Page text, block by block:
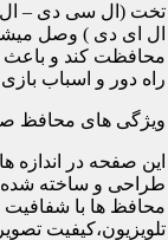
ال ای دی ) وصل
محافظت کند و باعث
راه دور و اسباب
ویژگی های محافظ
این صفحه در اندازه
طراحی و ساخته شده
محافظ ها با شفافیت
تلویزیون،کیفیت